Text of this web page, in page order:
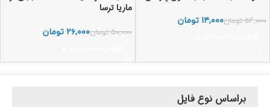
براساس نوع فایل
۵۴,۰۰۰تومان۱۴,۰۰۰ تومان
ماریا ترسا
۵۰,۰۰۰تومان۲۶,۰۰۰ تومان